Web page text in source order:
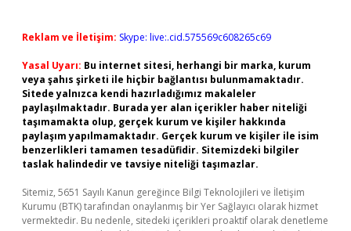
Reklam ve İletişim: Skype: live:.cid.575569c608265c69
Yasal Uyarı: Bu internet sitesi, herhangi bir marka, kurum
veya şahıs şirketi ile hiçbir bağlantısı bulunmamaktadır.
Sitede yalnızca kendi hazırladığımız makaleler
paylaşılmaktadır. Burada yer alan içerikler haber niteliği
taşımamakta olup, gerçek kurum ve kişiler hakkında
paylaşım yapılmamaktadır. Gerçek kurum ve kişiler ile isim
benzerlikleri tamamen tesadüfidir. Sitemizdeki bilgiler
taslak halindedir ve tavsiye niteliği taşımazlar.
Sitemiz, 5651 Sayılı Kanun gereğince Bilgi Teknolojileri ve İletişim
Kurumu (BTK) tarafından onaylanmış bir Yer Sağlayıcı olarak hizmet
vermektedir. Bu nedenle, sitedeki içerikleri proaktif olarak denetleme